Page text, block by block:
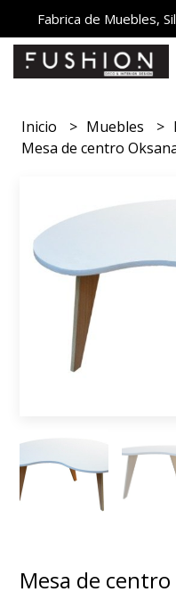
Fabrica de Muebles,
Inicio Muebles
Mesa de centro
Mesa de centro